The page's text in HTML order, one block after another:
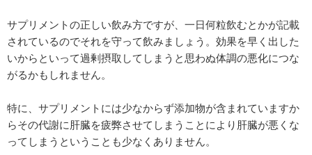
サプリメントの正しい飲み方ですが、一日何粒飲むとかが記載
されているのでそれを守って飲みましょう。効果を早く出した
いからといって過剰摂取してしまうと思わぬ体調の悪化につな
がるかもしれません。
特に、サプリメントには少なからず添加物が含まれていますか
らその代謝に肝臓を疲弊させてしまうことにより肝臓が悪くな
ってしまうということも少なくありません。